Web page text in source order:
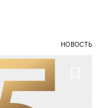
НОВОСТЬ